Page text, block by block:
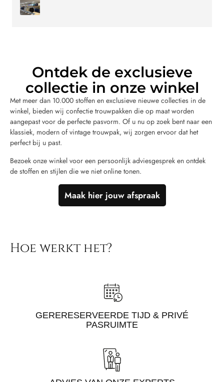
Ontdek de exclusieve
collectie in onze winkel
Met meer dan 10.000 stoffen en exclusieve nieuwe collecties in de
winkel, bieden wij confectie trouwpakken die op maat worden
aangepast voor de perfecte pasvorm. Of u nu op zoek bent naar een
klassiek, modern of vintage trouwpak, wij zorgen ervoor dat het
perfect bij u past.
Bezoek onze winkel voor een persoonlijk adviesgesprek en ontdek
de stoffen en stijlen die we niet online tonen.
Maak hier jouw afspraak
Hoe werkt het?
GERERESERVEERDE TIJD & PRIVÉ
PASRUIMTE